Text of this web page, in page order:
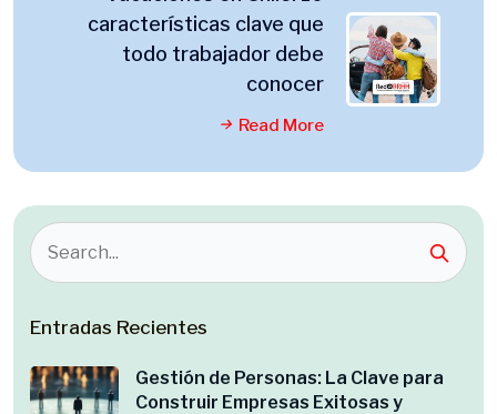
características clave que
todo trabajador debe
conocer
Read More
Entradas Recientes
Gestión de Personas: La Clave para
Construir Empresas Exitosas y